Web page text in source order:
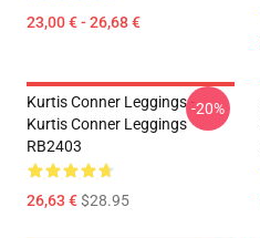
23,00 € - 26,68 €
Kurtis Conner Leggings -
Kurtis Conner Leggings
RB2403
26,63 €$28.95
-20%